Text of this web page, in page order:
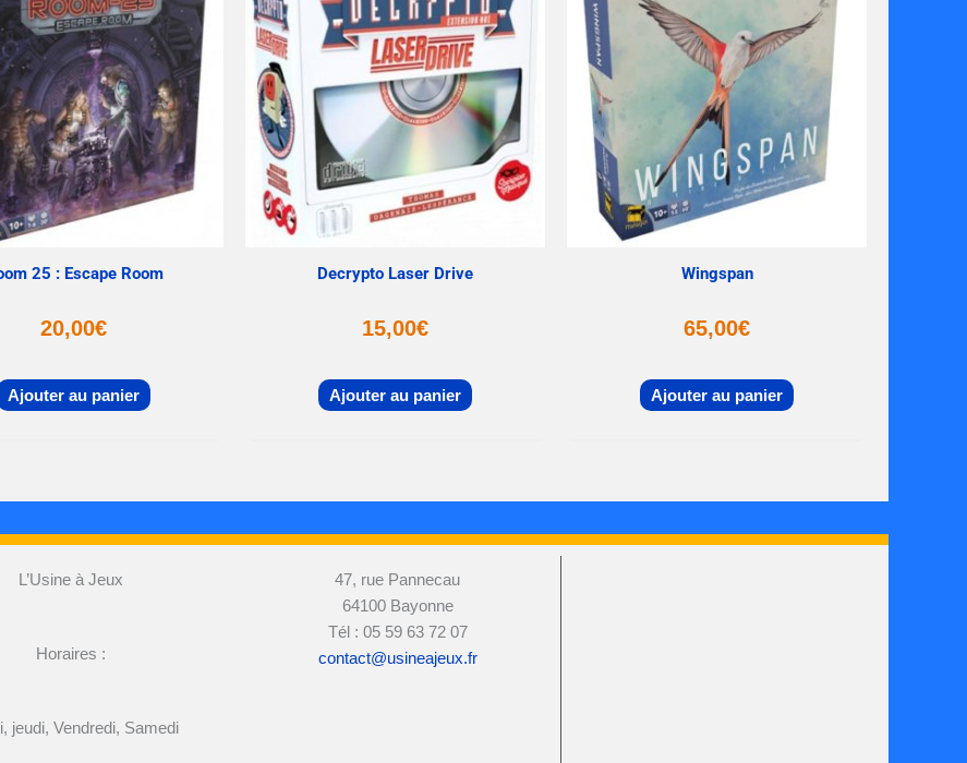
25 : Escape Room
20,00€
Ajouter au panier
Decrypto Laser Drive
15,00€
Ajouter au panier
Wingspan
65,00€
Ajouter au panier
L’Usine à Jeux
Horaires :
jeudi, Vendredi, Samedi
47, rue Pannecau
64100 Bayonne
Tél : 05 59 63 72 07
contact@usineajeux.fr